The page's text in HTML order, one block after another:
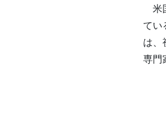
米
てい
は、
専門